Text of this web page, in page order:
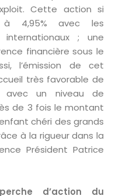
Cette action si
à 4,95% avec les
internationaux ; une
financière sous le
l’émission de cet
très favorable de
avec un niveau de
de 3 fois le montant
chéri des grands
à la rigueur dans la
Président Patrice
d’action du